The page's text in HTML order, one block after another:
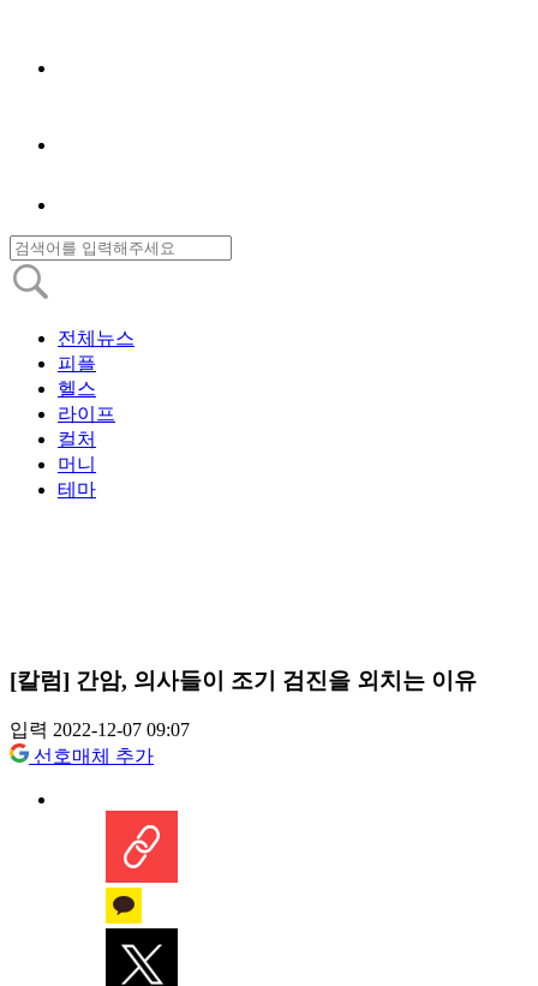
전체뉴스
피플
헬스
라이프
컬처
머니
테마
[칼럼] 간암, 의사들이 조기 검진을 외치는 이유
입력 2022-12-07 09:07
선호매체 추가